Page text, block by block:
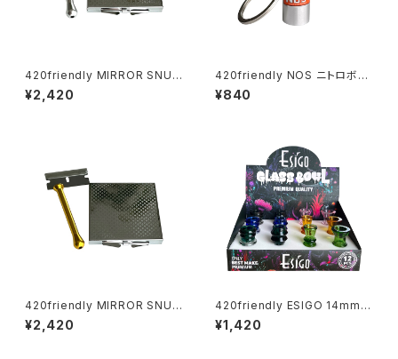
420friendly MIRROR SNUF
F KIT (ミラースナッフキット)
¥2,420
420friendly NOS ニトロボン
ベ型 キーホルダー(収納ケース)
¥840
420friendly MIRROR SNUF
F KIT (ミラースナッフキット)
¥2,420
420friendly ESIGO 14mmガ
ラスボウル(火皿) Phoenix As
h Catcher
¥1,420